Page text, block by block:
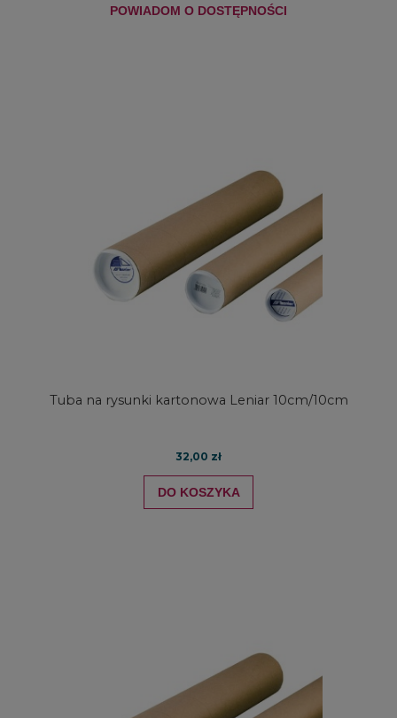
POWIADOM O DOSTĘPNOŚCI
Tuba na rysunki kartonowa Leniar 10cm/10cm
32,00 zł
DO KOSZYKA